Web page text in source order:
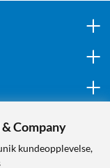
Company
kundeopplevelse,